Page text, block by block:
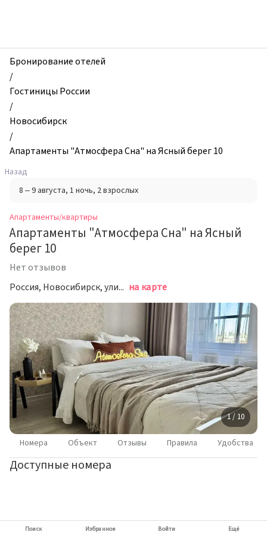
и
квартиры,
Апартаменты
"Атмосфера
Сна"
на
Ясный
берег
10,
Новосибирск,
Россия
Бронирование отелей
/
Гостиницы России
/
Новосибирск
/
Апартаменты "Атмосфера Сна" на Ясный берег 10
Назад
8 – 9 августа, 1 ночь, 2 взрослых
Апартаменты/квартиры
Апартаменты "Атмосфера Сна" на Ясный
берег 10
Нет отзывов
Россия, Новосибирск, улица Ясный Берег, 10 на карте
1 / 10
Номера Объект Отзывы Правила Удобства
Доступные номера
Поиск Избранное Войти Ещё